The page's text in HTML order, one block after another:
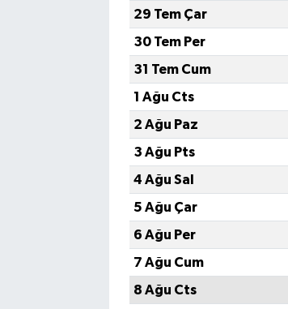
29 Tem Çar
30 Tem Per
31 Tem Cum
1 Ağu Cts
2 Ağu Paz
3 Ağu Pts
4 Ağu Sal
5 Ağu Çar
6 Ağu Per
7 Ağu Cum
8 Ağu Cts
KÜLTÜR SANAT